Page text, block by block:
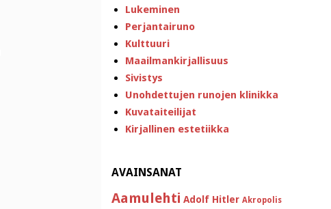
Lukeminen
Perjantairuno
Kulttuuri
Maailmankirjallisuus
Sivistys
Unohdettujen runojen klinikka
Kuvataiteilijat
Kirjallinen estetiikka
AVAINSANAT
Aamulehti Adolf Hitler Akropolis